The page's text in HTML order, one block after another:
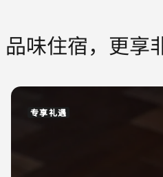
品味住宿，更享
专享礼遇